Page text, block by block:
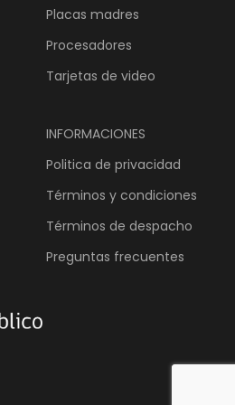
Placas madres
Procesadores
Tarjetas de video
INFORMACIONES
Politica de privacidad
Términos y condiciones
Términos de despacho
Preguntas frecuentes